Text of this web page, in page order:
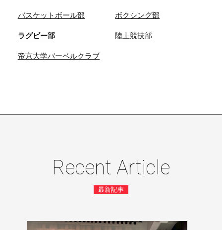
バスケットボール部 ボクシング部
ラグビー部 陸上競技部
帝京大学バーベルクラブ
Recent Article
最新記事